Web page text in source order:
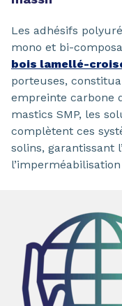
Les adhésifs
mono et bi-
bois lamellé-
porteuses,
empreinte carbone
mastics SMP, les
complètent ces
solins, garantissant